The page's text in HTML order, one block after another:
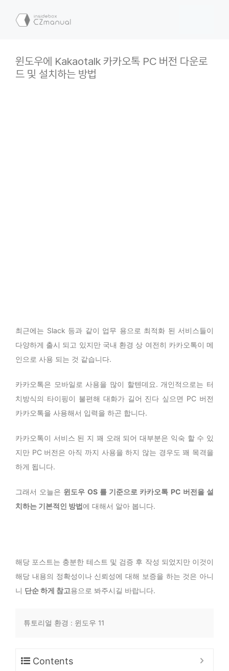
윈도우에 Kakaotalk 카카오톡 PC 버전 다운로
드 및 설치하는 방법
최근에는 Slack 등과 같이 업무 용으로 최적화 된 서비스들이
다양하게 출시 되고 있지만 국내 환경 상 여전히 카카오톡이 메
인으로 사용 되는 것 같습니다.
카카오톡은 모바일로 사용을 많이 할텐데요. 개인적으로는 터
치방식의 타이핑이 불편해 대화가 길어 진다 싶으면 PC 버전
카카오톡을 사용해서 입력을 하곤 합니다.
카카오톡이 서비스 된 지 꽤 오래 되어 대부분은 익숙 할 수 있
지만 PC 버전은 아직 까지 사용을 하지 않는 경우도 꽤 목격을
하게 됩니다.
그래서 오늘은 윈도우 OS 를 기준으로 카카오톡 PC 버전을 설
치하는 기본적인 방법에 대해서 알아 봅니다.
해당 포스트는 충분한 테스트 및 검증 후 작성 되었지만 이것이
해당 내용의 정확성이나 신뢰성에 대해 보증을 하는 것은 아니
니 단순 하게 참고용으로 봐주시길 바랍니다.
튜토리얼 환경 : 윈도우 11
Contents